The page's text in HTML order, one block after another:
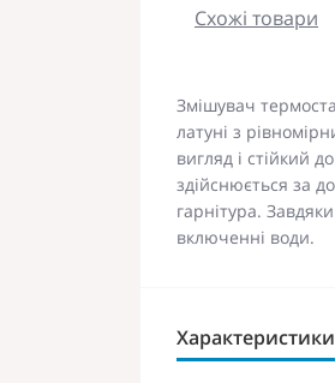
Схожі товари
Змішувач
латуні з
вигляд і стійкий
здійснюється за
гарнітура.
включенні води.
Характеристики